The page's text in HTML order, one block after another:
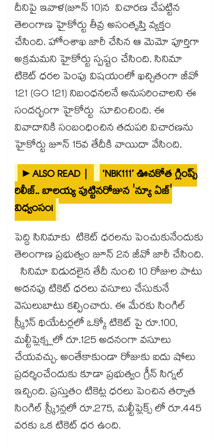
దీనిపై ఇవాళ(జూన్ 10)న విచారణ చేపట్టిన
తెలంగాణ హైకోర్టు తీవ్ర అసంతృప్తి వ్యక్తం
చేసింది. హోంశాఖ జారీ చేసిన ఆ మెమో పూర్తిగా
అక్రమమని హైకోర్టు స్పష్టం చేసింది. సినిమా
టికెట్‌ ధరల పెంపు విషయంలో ఖచ్చితంగా జీవో
121 (GO 121) నిబంధనలనే అనుసరించాలని ఈ
సందర్భంగా హైకోర్టు సూచించింది. ఈ
వివాదానికి సంబంధించిన తదుపరి విచారణను
హైకోర్టు జూన్ 15వ తేదీకి వాయిదా వేసింది.
►ALSO READ |
‘NBK111’ ఊచకోత గ్లింప్స్
రిలీజ్.. బాలయ్య పుట్టినరోజున 'న్యూ ఏజ్'
విధ్వంసం!
పెద్ది సినిమాకు టికెట్ ధరలను పెంచుకునేందుకు
తెలంగాణ ప్రభుత్వం జూన్ 2న జీవో జారీ చేసింది.
సినిమా విడుదలైన తేదీ నుంచి 10 రోజుల పాటు
అదనపు టికెట్ ధరలు వసూలు చేసుకునే
వెసులుబాటు కల్పించారు. ఈ మేరకు సింగిల్
స్క్రీన్ థియేటర్లలో ఒక్కో టికెట్ పై రూ.100,
మల్టీప్లెక్స్లలో రూ.125 అదనంగా వసూలు
చేయవచ్చు. అంతేకాకుండా రోజుకు ఐదు షోలు
ప్రదర్శించేందుకు కూడా ప్రభుత్వం గ్రీన్ సిగ్నల్
ఇచ్చింది. ప్రస్తుతం టికెట్ల ధరలు పెంచిన తర్వాత
సింగిల్ స్క్రీన్లలో రూ.275, మల్టీప్లెక్స్ లో రూ.445
వరకు ఒక టికెట్ ధర ఉంది.